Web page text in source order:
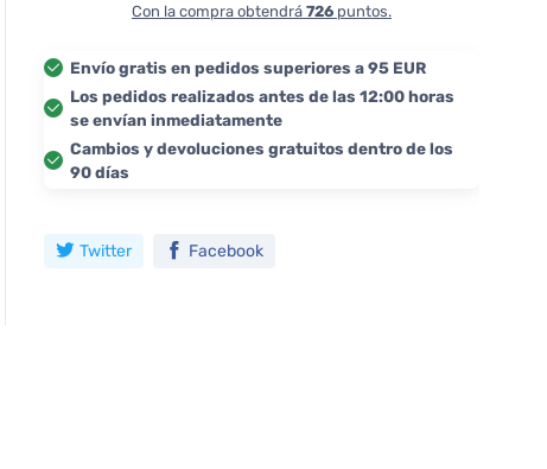
Con la compra obtendrá 726 puntos.
Envío gratis en pedidos superiores a 95 EUR
Los pedidos realizados antes de las 12:00 horas
se envían inmediatamente
Cambios y devoluciones gratuitos dentro de los
90 días
Twitter Facebook